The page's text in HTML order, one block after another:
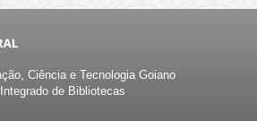
Ciência e Tecnologia Goiano
de Bibliotecas